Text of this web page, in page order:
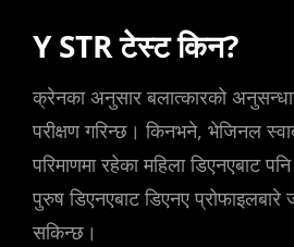
Y STR टेस्ट किन?
क्रेनका अनुसार बलात्कारको
परीक्षण गरिन्छ। किनभने, भेजिनल
परिमाणमा रहेका महिला डिएनएबाट
पुरुष डिएनएबाट डिएनए प्रोफाइलबारे
सकिन्छ।